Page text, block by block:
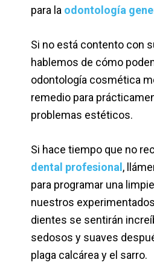
para la odontología
Si no está contento con
hablemos de cómo
odontología cosmética
remedio para
problemas estéticos.
Si hace tiempo que no
dental profesional ,
para programar una
nuestros
dientes se sentirán
sedosos y suaves
plaga calcárea y el sarro.